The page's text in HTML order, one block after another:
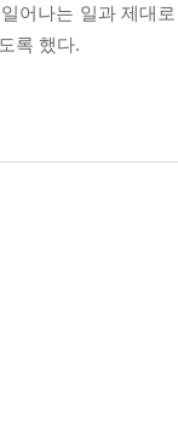
어나는 일과 제대
록 했다.